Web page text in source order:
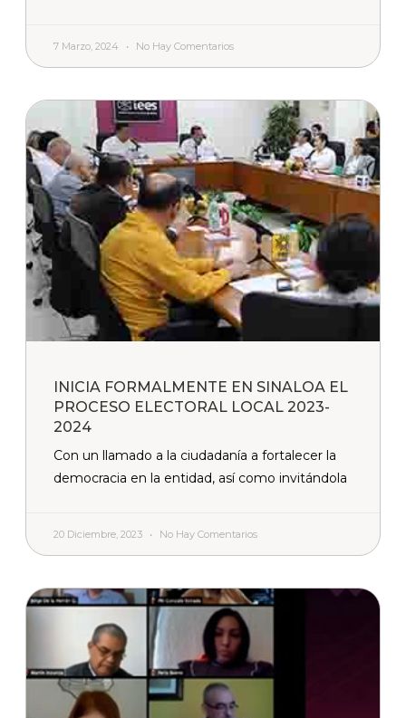
7 Marzo, 2024 No Hay Comentarios
INICIA FORMALMENTE EN SINALOA EL
PROCESO ELECTORAL LOCAL 2023-
2024
Con un llamado a la ciudadanía a fortalecer la
democracia en la entidad, así como invitándola
20 Diciembre, 2023 No Hay Comentarios